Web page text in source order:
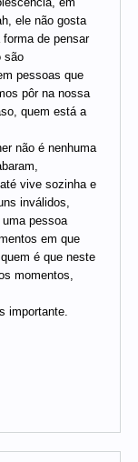
ele não gosta
de pensar
são
pessoas que
pôr na nossa
quem está a
não é nenhuma
vive sozinha e
inválidos,
pessoa
em que
é que neste
momentos,
importante.